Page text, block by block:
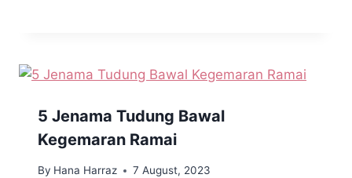
5 Jenama Tudung Bawal
Kegemaran Ramai
By Hana Harraz 7 August, 2023